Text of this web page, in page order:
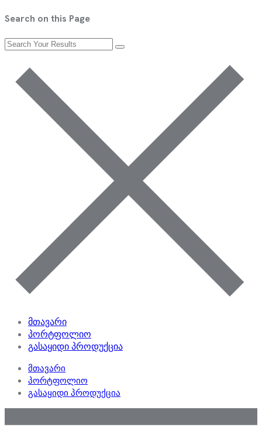
Search on this Page
მთავარი
პორტფოლიო
გასაყიდი პროდუქცია
მთავარი
პორტფოლიო
გასაყიდი პროდუქცია